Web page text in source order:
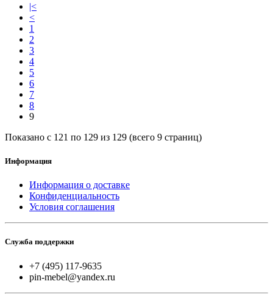
|<
<
1
2
3
4
5
6
7
8
9
Показано с 121 по 129 из 129 (всего 9 страниц)
Информация
Информация о доставке
Конфиденциальность
Условия соглашения
Служба поддержки
+7 (495) 117-9635
pin-mebel@yandex.ru